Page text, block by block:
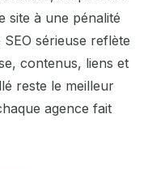
site à une pénalité
sérieuse reflète
contenus, liens et
reste le meilleur
agence fait